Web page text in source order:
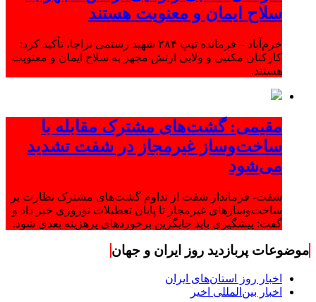
سلاح ایمان و معنویت هستند
خرم‌آباد – فرمانده تیپ ۲۸۴ شهید رستمی نزاجا، تأکید کرد:
کارکنان مکتبی و ولایی ارتش مجهز به سلاح ایمان و معنویت
هستند.
مقیمی: گشت‌های مشترک مقابله با
ساخت‌وساز غیرمجاز در شفت تشدید
می‌شود
شفت- فرماندار شفت از تداوم گشت‌های مشترک نظارت بر
ساخت‌وسازهای غیرمجاز تا پایان تعطیلات نوروزی خبر داد و
گفت: پیشگیری باید جایگزین برخوردهای پرهزینه بعدی شود.
موضوعات پربازدید روز ایران و جهان
اخبار روز استان‌های ایران
اخبار بین‌المللی اخیر